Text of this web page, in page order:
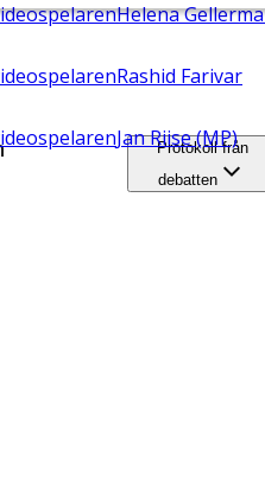
Helena
Rashid Farivar
Jan Riise (MP)
Protokoll från
debatten